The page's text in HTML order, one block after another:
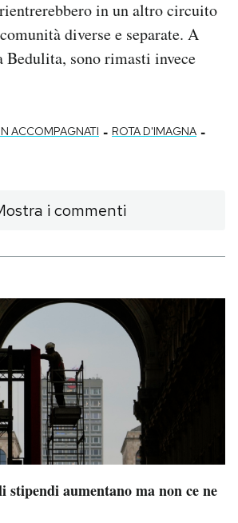
in un altro circuito
diverse e separate. A
Bedulita, sono rimasti invece
ACCOMPAGNATI - ROTA D'IMAGNA -
i commenti
stipendi aumentano ma non ce ne